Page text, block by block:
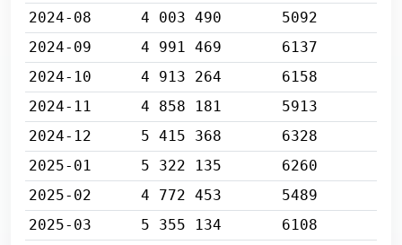
2024-08 4 003 490
5092
2024-09
4 991 469
6137
2024-10
4 913 264
6158
2024-11
4 858 181
5913
2024-12
5 415 368
6328
2025-01
5 322 135
6260
2025-02
4 772 453
5489
2025-03
5 355 134
6108